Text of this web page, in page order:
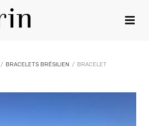
/ BRACELETS BRÉSILIEN / BRACELET